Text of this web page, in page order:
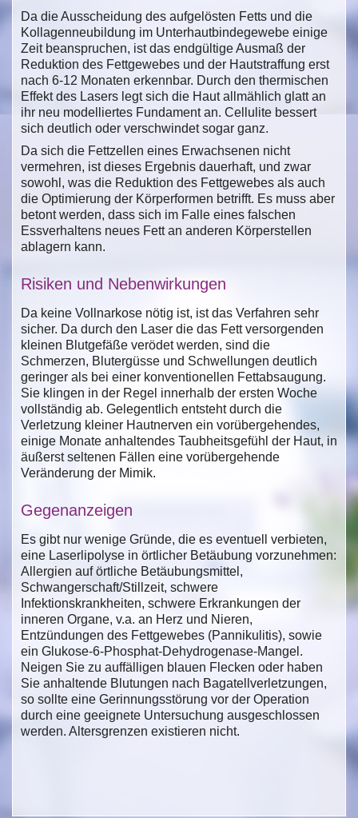
Da die Ausscheidung des aufgelösten Fetts und die
Kollagenneubildung im Unterhautbindegewebe einige
Zeit beanspruchen, ist das endgültige Ausmaß der
Reduktion des Fettgewebes und der Hautstraffung erst
nach 6-12 Monaten erkennbar. Durch den thermischen
Effekt des Lasers legt sich die Haut allmählich glatt an
ihr neu modelliertes Fundament an. Cellulite bessert
sich deutlich oder verschwindet sogar ganz.
Da sich die Fettzellen eines Erwachsenen nicht
vermehren, ist dieses Ergebnis dauerhaft, und zwar
sowohl, was die Reduktion des Fettgewebes als auch
die Optimierung der Körperformen betrifft. Es muss aber
betont werden, dass sich im Falle eines falschen
Essverhaltens neues Fett an anderen Körperstellen
ablagern kann.
Risiken und Nebenwirkungen
Da keine Vollnarkose nötig ist, ist das Verfahren sehr
sicher. Da durch den Laser die das Fett versorgenden
kleinen Blutgefäße verödet werden, sind die
Schmerzen, Blutergüsse und Schwellungen deutlich
geringer als bei einer konventionellen Fettabsaugung.
Sie klingen in der Regel innerhalb der ersten Woche
vollständig ab. Gelegentlich entsteht durch die
Verletzung kleiner Hautnerven ein vorübergehendes,
einige Monate anhaltendes Taubheitsgefühl der Haut, in
äußerst seltenen Fällen eine vorübergehende
Veränderung der Mimik.
Gegenanzeigen
Es gibt nur wenige Gründe, die es eventuell verbieten,
eine Laserlipolyse in örtlicher Betäubung vorzunehmen:
Allergien auf örtliche Betäubungsmittel,
Schwangerschaft/Stillzeit, schwere
Infektionskrankheiten, schwere Erkrankungen der
inneren Organe, v.a. an Herz und Nieren,
Entzündungen des Fettgewebes (Pannikulitis), sowie
ein Glukose-6-Phosphat-Dehydrogenase-Mangel.
Neigen Sie zu auffälligen blauen Flecken oder haben
Sie anhaltende Blutungen nach Bagatellverletzungen,
so sollte eine Gerinnungsstörung vor der Operation
durch eine geeignete Untersuchung ausgeschlossen
werden. Altersgrenzen existieren nicht.